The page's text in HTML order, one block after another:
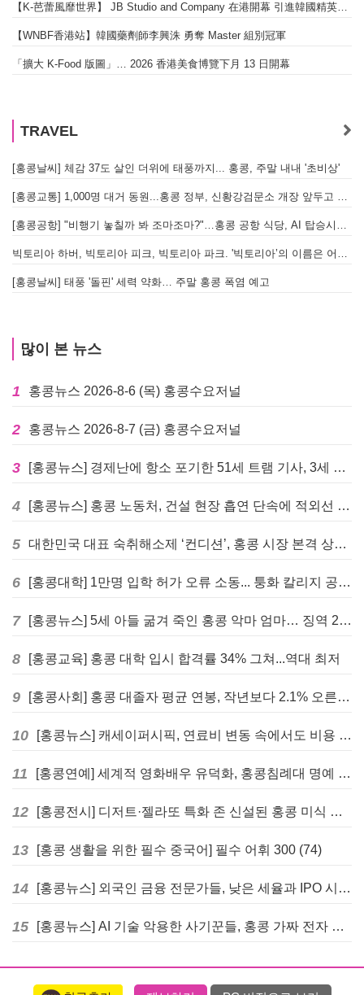
【K-芭蕾風靡世界】 JB Studio and Company 在港開幕 引進韓國精英芭蕾教育系統
【WNBF香港站】韓國藥劑師李興洙 勇奪 Master 組別冠軍
「擴大 K-Food 版圖」… 2026 香港美食博覽下月 13 日開幕
TRAVEL
[홍콩날씨] 체감 37도 살인 더위에 태풍까지... 홍콩, 주말 내내 '초비상'
[홍콩교통] 1,000명 대거 동원...홍콩 정부, 신황강검문소 개장 앞두고 실전 훈련 돌입
[홍콩공항] "비행기 놓칠까 봐 조마조마?"…홍콩 공항 식당, AI 탑승시간 계산해 메뉴 추천해 준다
빅토리아 하버, 빅토리아 피크, 빅토리아 파크. '빅토리아’의 이름은 어떻게 온 걸까? - [이승권 원장의 생활칼럼]
[홍콩날씨] 태풍 '돌핀' 세력 약화… 주말 홍콩 폭염 예고
많이 본 뉴스
1 홍콩뉴스 2026-8-6 (목) 홍콩수요저널
2 홍콩뉴스 2026-8-7 (금) 홍콩수요저널
3 [홍콩뉴스] 경제난에 항소 포기한 51세 트램 기사, 3세 여아 치사 혐의로 '4주 감옥행'
4 [홍콩뉴스] 홍콩 노동처, 건설 현장 흡연 단속에 적외선 드론 투입 검토
5 대한민국 대표 숙취해소제 ‘컨디션’, 홍콩 시장 본격 상륙… 왓슨스 입점 기념 할인 행사 진행
6 [홍콩대학] 1만명 입학 허가 오류 소동... 퉁화 칼리지 공식 사과
7 [홍콩뉴스] 5세 아들 굶겨 죽인 홍콩 악마 엄마… 징역 22년 중형 선고
8 [홍콩교육] 홍콩 대학 입시 합격률 34% 그쳐...역대 최저
9 [홍콩사회] 홍콩 대졸자 평균 연봉, 작년보다 2.1% 오른 33만 6천 홍콩달러 기록
10 [홍콩뉴스] 캐세이퍼시픽, 연료비 변동 속에서도 비용 절감 위한 감편 계획 없어
11 [홍콩연예] 세계적 영화배우 유덕화, 홍콩침례대 명예 박사 학위 받는다
12 [홍콩전시] 디저트·젤라또 특화 존 신설된 홍콩 미식 박람회 다음주 개막
13 [홍콩 생활을 위한 필수 중국어] 필수 어휘 300 (74)
14 [홍콩뉴스] 외국인 금융 전문가들, 낮은 세율과 IPO 시장 회복에 홍콩으로 '대거 복귀'
15 [홍콩뉴스] AI 기술 악용한 사기꾼들, 홍콩 가짜 전자 비자 사이트 극성